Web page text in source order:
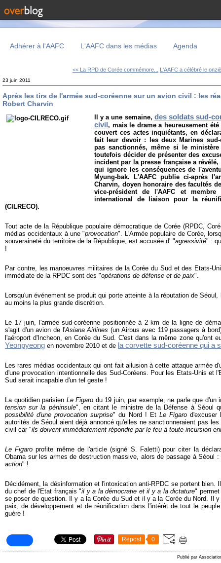
Adhérer à l'AAFC L'AAFC dans les médias Agenda
<< La RPD de Corée commémore... L'AAFC a célébré le
23 juin 2011
Après les tirs de l'armée sud-coréenne sur un avion civil : les
Robert Charvin
Il y a une semaine, des soldats sud-
civil , mais le drame a heureusement été
couvert ces actes inquiétants, en
fait leur devoir : les deux Marines
pas sanctionnés, même si le
toutefois décider de présenter des
incident par la presse française a
qui ignore les conséquences de
Myung-bak. L'AAFC publie ci-après
Charvin, doyen honoraire des facultés
vice-président de l'AAFC et
international de liaison pour la
(CILRECO).
Tout acte de la République populaire démocratique de Corée (RPDC,
médias occidentaux à une "provocation". L'Armée populaire de Corée,
souveraineté du territoire de la République, est accusée d' "agressivité" :
!
Par contre, les manoeuvres militaires de la Corée du Sud et des Etats-
immédiate de la RPDC sont des "opérations de défense et de paix".
Lorsqu'un événement se produit qui porte atteinte à la réputation de
au moins la plus grande discrétion.
Le 17 juin, l'armée sud-coréenne positionnée à 2 km de la ligne de
s'agit d'un avion de l'Asiana Airlines (un Airbus avec 119 passagers à
l'aéroport d'Incheon, en Corée du Sud. C'est dans la même zone qu'ont
Yeonpyeong en novembre 2010 et de la corvette sud-coréenne qui a
Les rares médias occidentaux qui ont fait allusion à cette attaque armée
d'une provocation intentionnelle des Sud-Coréens. Pour les Etats-Unis et
Sud serait incapable d'un tel geste !
La quotidien parisien Le Figaro du 19 juin, par exemple, ne parle que d'un
tension sur la péninsule", en citant le ministre de la Défense à Séoul
possibilité d'une provocation surprise" du Nord ! Et Le Figaro d'excuser
autorités de Séoul aient déjà annoncé qu'elles ne sanctionneraient pas
civil car "ils doivent immédiatement répondre par le feu à toute incursion
Le Figaro profite même de l'article (signé S. Faletti) pour citer la
Obama sur les armes de destruction massive, alors de passage à Séoul :
action" !
Décidément, la désinformation et l'intoxication anti-RPDC se portent
du chef de l'Etat français "il y a la démocratie et il y a la dictature"
se poser de question. Il y a la Corée du Sud et il y a la Corée du Nord. Il
paix, de développement et de réunification dans l'intérêt de tout le
guère !
Repost 0
Publié par